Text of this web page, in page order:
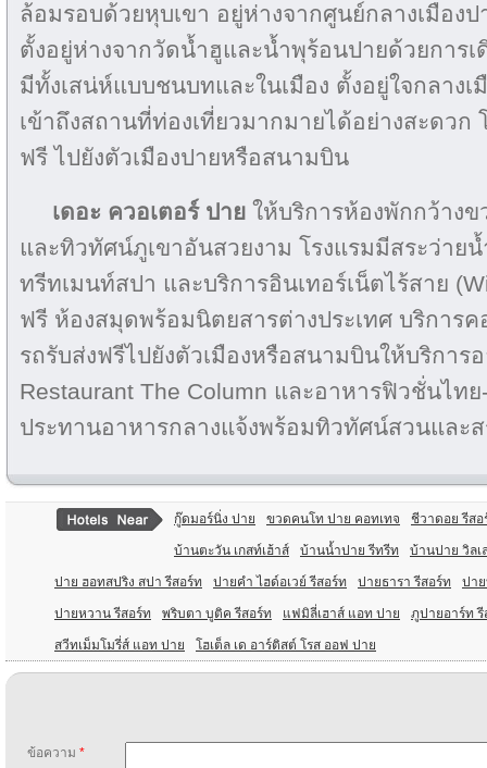
ล้อมรอบด้วยหุบเขา อยู่ห่างจากศูนย์กลางเมือง
ตั้งอยู่ห่างจากวัดน้ำฮูและน้ำพุร้อนปายด้วยการ
มีทั้งเสน่ห์แบบชนบทและในเมือง ตั้งอยู่ใจกลางเ
เข้าถึงสถานที่ท่องเที่ยวมากมายได้อย่างสะดวก
ฟรี ไปยังตัวเมืองปายหรือสนามบิน
เดอะ ควอเตอร์ ปาย ให้บริการห้องพักกว้างข
และทิวทัศน์ภูเขาอันสวยงาม โรงแรมมีสระว่าย
ทรีทเมนท์สปา และบริการอินเทอร์เน็ตไร้สาย
ฟรี ห้องสมุดพร้อมนิตยสารต่างประเทศ บริการ
รถรับส่งฟรีไปยังตัวเมืองหรือสนามบินให้บริการ
Restaurant The Column และอาหารฟิวชั่นไท
ประทานอาหารกลางแจ้งพร้อมทิวทัศน์สวนและ
กู๊ดมอร์นิ่ง ปาย ขวดคนโท ปาย คอทเทจ ชีวาดอย รีสอ
บ้านตะวัน เกสท์เฮ้าส์ บ้านน้ำปาย รีทรีท บ้านปาย วิลเ
ปาย ฮอทสปริง สปา รีสอร์ท ปายคํา ไฮด์อเวย์ รีสอร์ท ปายธารา รีสอร์ท ปา
ปายหวาน รีสอร์ท พริบตา บูติค รีสอร์ท แฟมิลี่เฮาส์ แอท ปาย ภูปายอาร์ท รี
สวีทเม็มโมรี่ส์ แอท ปาย โฮเต็ล เด อาร์ติสต์ โรส ออฟ ปาย
ข้อความ *